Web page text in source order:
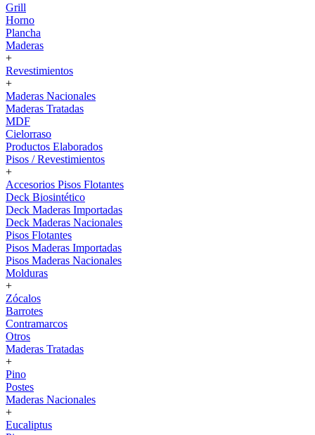
Grill
Horno
Plancha
Maderas
+
Revestimientos
+
Maderas Nacionales
Maderas Tratadas
MDF
Cielorraso
Productos Elaborados
Pisos / Revestimientos
+
Accesorios Pisos Flotantes
Deck Biosintético
Deck Maderas Importadas
Deck Maderas Nacionales
Pisos Flotantes
Pisos Maderas Importadas
Pisos Maderas Nacionales
Molduras
+
Zócalos
Barrotes
Contramarcos
Otros
Maderas Tratadas
+
Pino
Postes
Maderas Nacionales
+
Eucaliptus